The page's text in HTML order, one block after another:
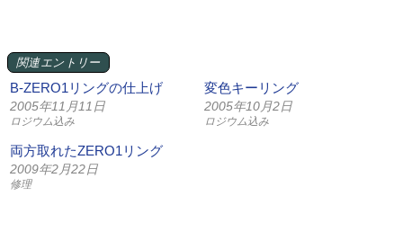
関連エントリー
B-ZERO1リングの仕上げ
2005年11月11日
ロジウム込み
変色キーリング
2005年10月2日
ロジウム込み
両方取れたZERO1リング
2009年2月22日
修理